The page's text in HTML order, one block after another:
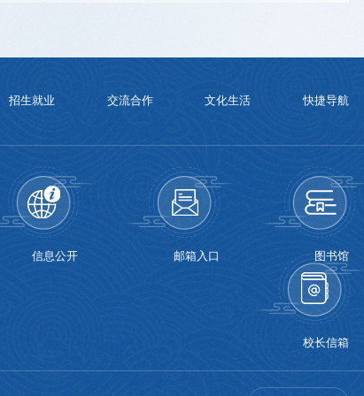
招生就业 交流合作 文化生活 快捷导航
信息公开 邮箱入口 图书馆
校长信箱